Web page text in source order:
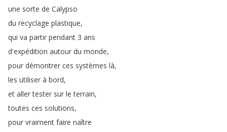
une sorte de Calypso
du recyclage plastique,
qui va partir pendant 3 ans
d'expédition autour du monde,
pour démontrer ces systèmes là,
les utiliser à bord,
et aller tester sur le terrain,
toutes ces solutions,
pour vraiment faire naître